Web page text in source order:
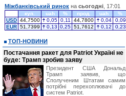
Міжбанківський ринок на сьогодні , 17:01
куп. uah % прод. uah
%
USD 44,7500 0,05 0,11 44,7800 0,04
0,09
EUR 51,7399 0,13 0,25 51,7612 0,12 0,23
ТОП-НОВИНИ
Постачання ракет для Patriot Україні не
буде: Трамп зробив заяву
Президент США Дональд
Трамп заявив, що
Сполученим Штатам самим
потрібні перехоплювачі до
систем Patriot.